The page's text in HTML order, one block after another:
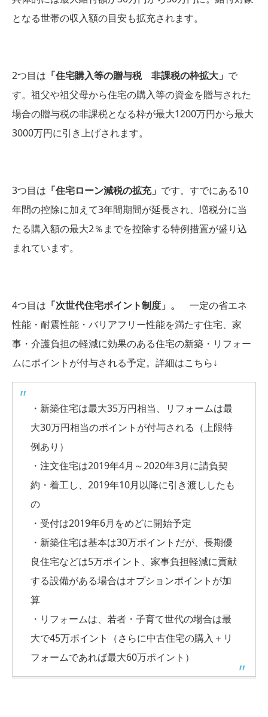
となる世帯の収入額の目安も拡充されます。
2つ目は 「住宅購入等の贈与税 非課税の枠拡大」 で
す。祖父や祖父母から住宅の購入等の資金を贈与された
場合の贈与税の非課税となる枠が最大1200万円から最大
3000万円に引き上げされます。
3つ目は 「住宅ローン減税の拡充」 です。すでにある10
年間の控除に加えて3年間期間が延長され、増税分に当
たる購入額の最大2％までを控除する特例措置が盛り込
まれています。
4つ目は 「次世代住宅ポイント制度」。
一定の省エネ
性能・耐震性能・バリアフリー性能を満たす住宅、家
事・介護負担の軽減に効果のある住宅の新築・リフォー
ムにポイントが付与される予定。詳細はこちら↓
・新築住宅は最大35万円相当、リフォームは最
大30万円相当のポイントが付与される（上限特
例あり）
・注文住宅は2019年4月～2020年3月に請負契
約・着工し、2019年10月以降に引き渡ししたも
の
・受付は2019年6月をめどに開始予定
・新築住宅は基本は30万ポイントだが、長期優
良住宅などは5万ポイント、家事負担軽減に貢献
する設備がある場合はオプションポイントが加
算
・リフォームは、若者・子育て世代の場合は最
大で45万ポイント（さらに中古住宅の購入＋リ
フォームであれば最大60万ポイント）